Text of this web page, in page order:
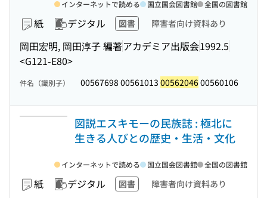
紙 デジタル 図書 障害者向け資料あり
岡田宏明, 岡田淳子 編著アカデミア出版会1992.5
<G121-E80>
インターネットで読める 国立国会図書館 全国の図書館
件名（識別子） 00567698 00561013 0056204600560106
図説エスキモーの民族誌 : 極北に
生きる人びとの歴史・生活・文化
紙 デジタル 図書 障害者向け資料あり
インターネットで読める 国立国会図書館 全国の図書館